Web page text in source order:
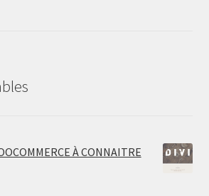
À CONNAITRE